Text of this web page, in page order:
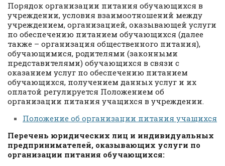
Порядок организации питания обучающихся в
учреждении, условия взаимоотношений между
учреждением, организацией, оказывающей услуги
по обеспечению питанием обучающихся (далее
также – организация общественного питания),
обучающимися, родителями (законными
представителями) обучающихся в связи с
оказанием услуг по обеспечению питанием
обучающихся, получением данных услуг и их
оплатой регулируется Положением об
организации питания учащихся в учреждении.
Положение об организации питания учащихся
Перечень юридических лиц и индивидуальных
предпринимателей, оказывающих услуги по
организации питания обучающихся: